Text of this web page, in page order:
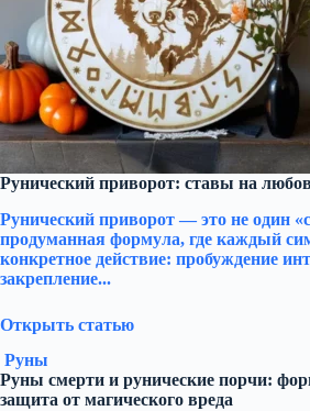
Рунический приворот: ставы на
Рунический приворот — это не один
продуманная формула, где каждый
конкретное действие: пробуждение
закрепление...
Открыть статью
Руны
Руны смерти и рунические порчи:
защита от магического вреда